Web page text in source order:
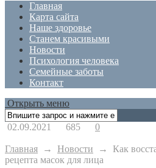
Главная
Карта сайта
Наше здоровье
Станем красивыми
Новости
Психология человека
Семейные заботы
Контакт
Открыть меню
02.09.2021 685 0
Главная → Новости → Как
рецепта масок для лица